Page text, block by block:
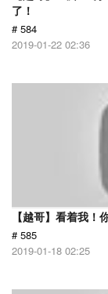
了！
# 584
2019-01-22 02:36
【越哥】看着我！
# 585
2019-01-18 02:25